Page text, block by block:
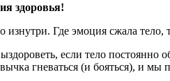
здоровья!
изнутри. Где эмоция сжала
если тело
гневаться (и бояться), и